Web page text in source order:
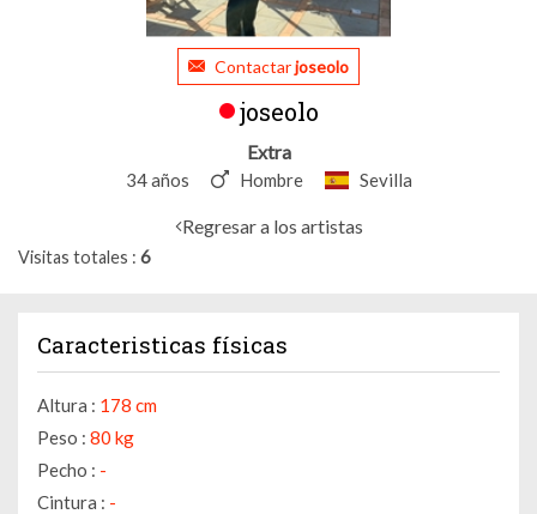
Contactarjoseolo
joseolo
Extra
34 años Hombre Sevilla
Regresar a los artistas
Visitas totales 6
Caracteristicas físicas
Altura : 178 cm
Peso : 80 kg
Pecho : -
Cintura : -